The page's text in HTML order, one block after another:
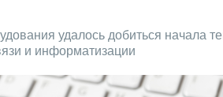
удалось добиться начала
и информатизации